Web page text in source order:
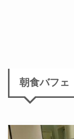
朝食バフェ